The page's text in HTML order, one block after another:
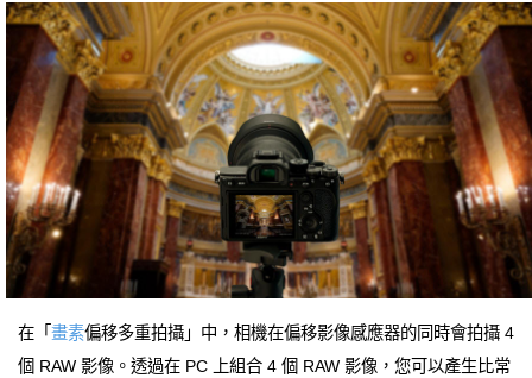
在「畫素偏移多重拍攝」中，相機在偏移影像感應器的同時會拍攝 4
個 RAW 影像。透過在 PC 上組合 4 個 RAW 影像，您可以產生比常